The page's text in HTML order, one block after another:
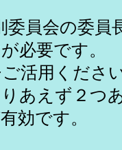
委員会の委員
必要です。
活用くださ
えず２つ
効です。